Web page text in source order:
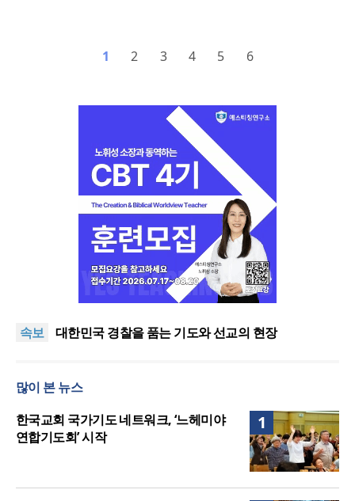
1 2 3 4 5 6
속보
한기연 “전쟁을 부르는 정책을 중단하라”
27.8%, 중증 입원·재활 확충 과제
대한민국 경찰을 품는 기도와 선교의 현장
주길”
한기연 “전쟁을 부르는 정책을 중단하라”
정신건강 치료 인프라 부족… 정신질환 평생유병률
27.8%, 중증 입원·재활 확충 과제
많이 본 뉴스
1
한국교회 국가기도 네트워크, ‘느헤미야
연합기도회’ 시작